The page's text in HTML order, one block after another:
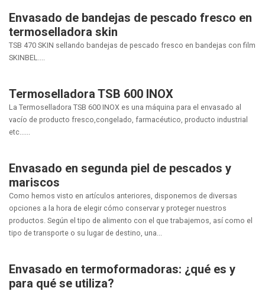
Envasado de bandejas de pescado fresco en
termoselladora skin
TSB 470 SKIN sellando bandejas de pescado fresco en bandejas con film
SKINBEL....
Termoselladora TSB 600 INOX
La Termoselladora TSB 600 INOX es una máquina para el envasado al
vacío de producto fresco,congelado, farmacéutico, producto industrial
etc......
Envasado en segunda piel de pescados y
mariscos
Como hemos visto en artículos anteriores, disponemos de diversas
opciones a la hora de elegir cómo conservar y proteger nuestros
productos. Según el tipo de alimento con el que trabajemos, así como el
tipo de transporte o su lugar de destino, una...
Envasado en termoformadoras: ¿qué es y
para qué se utiliza?